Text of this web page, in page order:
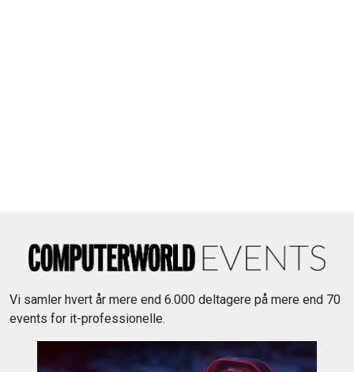
Vi samler hvert år mere end 6.000 deltagere på mere end 70
events for it-professionelle.